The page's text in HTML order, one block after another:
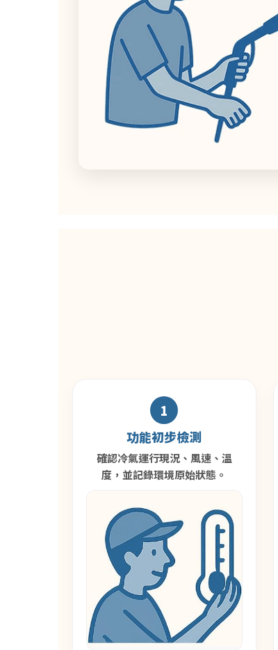
1
功能初步檢測
確認冷氣運行現況、風速、溫
度，並記錄環境原始狀態。